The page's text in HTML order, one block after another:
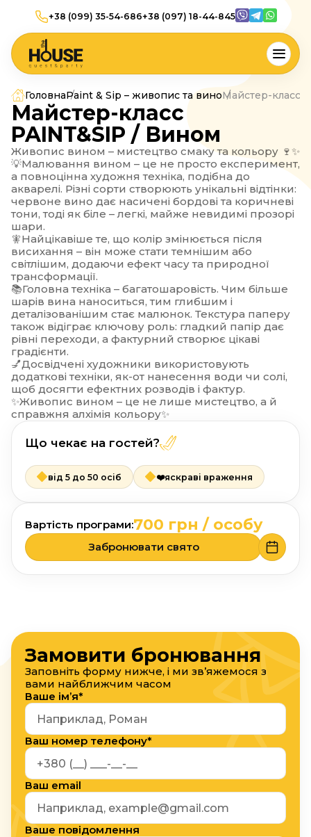
+38 (099) 35-54-686+38 (097) 18-44-845
ГоловнаPaint & Sip – живопис та виноМайстер-класс
Майстер-класс
PAINT&SIP / Вином
Живопис вином – мистецтво смаку та кольору 🍷✨
💡Малювання вином – це не просто експеримент,
а повноцінна художня техніка, подібна до
акварелі. Різні сорти створюють унікальні відтінки:
червоне вино дає насичені бордові та коричневі
тони, тоді як біле – легкі, майже невидимі прозорі
шари.
🧚Найцікавіше те, що колір змінюється після
висихання – він може стати темнішим або
світлішим, додаючи ефект часу та природної
трансформації.
📚Головна техніка – багатошаровість. Чим більше
шарів вина наноситься, тим глибшим і
деталізованішим стає малюнок. Текстура паперу
також відіграє ключову роль: гладкий папір дає
рівні переходи, а фактурний створює цікаві
градієнти.
💅Досвідчені художники використовують
додаткові техніки, як-от нанесення води чи солі,
щоб досягти ефектних розводів і фактур.
✨Живопис вином – це не лише мистецтво, а й
справжня алхімія кольору✨
Що чекає на гостей?
від 5 до 50 осіб ❤️яскраві враження
Вартість програми:700 грн / особу
Забронювати свято
Замовити бронювання
Заповніть форму нижче, і ми зв’яжемося з
вами найближчим часом
Ваше ім’я*
Ваш номер телефону*
Ваш email
Ваше повідомлення